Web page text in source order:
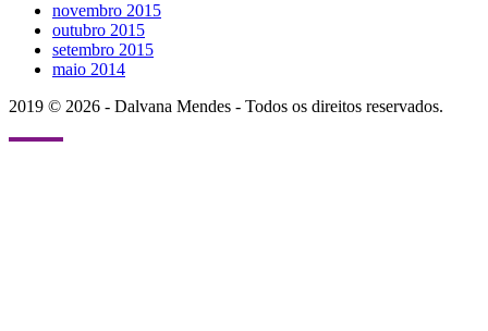
novembro 2015
outubro 2015
setembro 2015
maio 2014
2019 © 2026 - Dalvana Mendes - Todos os direitos reservados.